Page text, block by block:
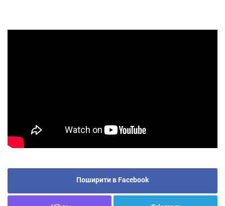
Поширити в Facebook